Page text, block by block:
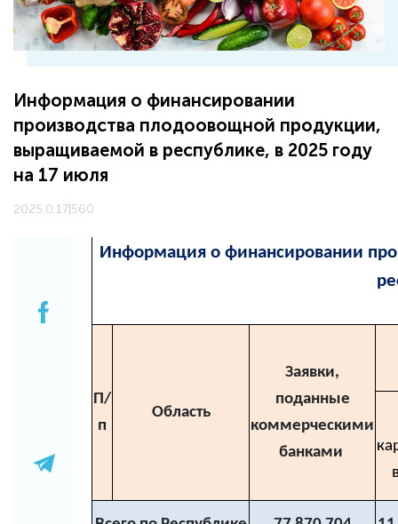
Информация о финансировании
производства плодоовощной продукции,
выращиваемой в республике, в 2025 году
на 17 июля
2025.0.17 560
Информация о финансировании
П/
п
Область
Заявки,
поданные
коммерческими
банками